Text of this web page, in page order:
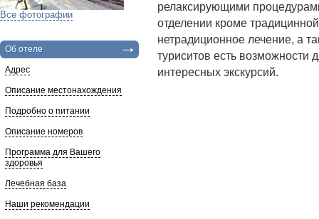
Все фотографии
Об отеле
Адрес
Описание местонахождения
Подробно о питании
Описание номеров
Программа для Вашего
здоровья
Лечебная база
Наши рекомендации
релаксирующими
отделении кроме
нетрадиционное лечение, а
туриситов есть возможности
интересных экскурсий.